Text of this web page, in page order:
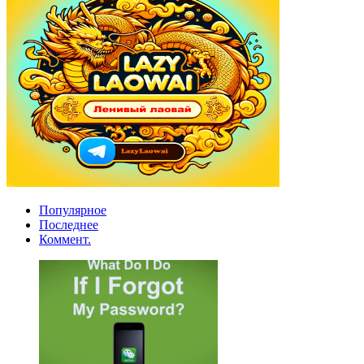
Популярное
Последнее
Коммент.